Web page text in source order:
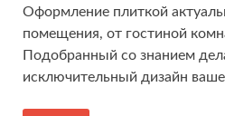
Оформление плиткой
помещения, от гостиной
Подобранный со знанием
исключительный дизайн